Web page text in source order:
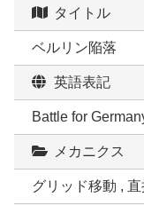
タイトル
ベルリン陥落
英語表記
Battle for
メカニクス
グリッド移動 ,